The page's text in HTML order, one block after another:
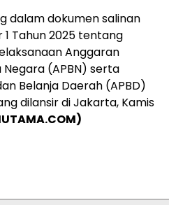
dalam dokumen salinan
Tahun 2025 tentang
Anggaran
(APBN) serta
Belanja Daerah (APBD)
dilansir di Jakarta, Kamis